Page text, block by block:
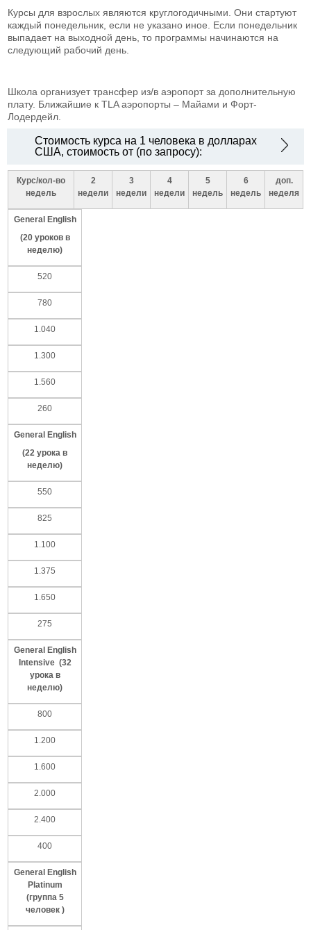
Курсы для взрослых являются круглогодичными. Они стартуют
каждый понедельник, если не указано иное. Если понедельник
выпадает на выходной день, то программы начинаются на
следующий рабочий день.
Школа организует трансфер из/в аэропорт за дополнительную
плату. Ближайшие к TLA аэропорты – Майами и Форт-
Лодердейл.
Стоимость курса на 1 человека в долларах
США, стоимость от (по запросу):
Курс/кол-во
недель
2
недели
3
недели
4
недели
5
недель
6
недель
доп.
неделя
General English
(20 уроков в
неделю)
520
780
1.040
1.300
1.560
260
General English
(22 урока в
неделю)
550
825
1.100
1.375
1.650
275
General English
Intensive (32
урока в
неделю)
800
1.200
1.600
2.000
2.400
400
General English
Platinum
(группа 5
человек)